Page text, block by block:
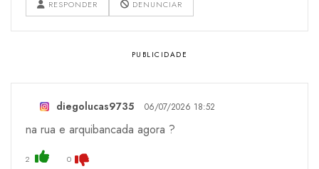
RESPONDER DENUNCIAR
diegolucas9735 06/07/2026 18:52
na rua e arquibancada agora ?
2 0